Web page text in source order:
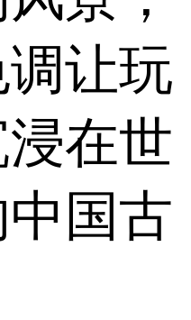
让玩
在世
国古